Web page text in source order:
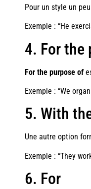
Pour un style un
Exemple : “He
4. For the
For the purpose of
Exemple : “We
5. With
Une autre option
Exemple : “They
6. For